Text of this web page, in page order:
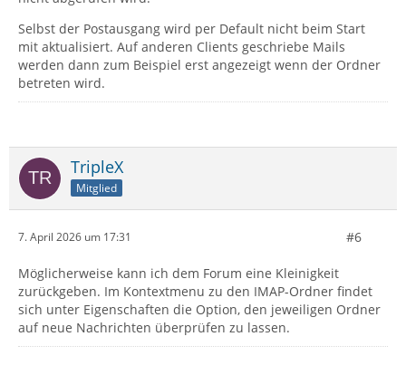
Selbst der Postausgang wird per Default nicht beim Start
mit aktualisiert. Auf anderen Clients geschriebe Mails
werden dann zum Beispiel erst angezeigt wenn der Ordner
betreten wird.
TripleX
Mitglied
7. April 2026 um 17:31 #6
Möglicherweise kann ich dem Forum eine Kleinigkeit
zurückgeben. Im Kontextmenu zu den IMAP-Ordner findet
sich unter Eigenschaften die Option, den jeweiligen Ordner
auf neue Nachrichten überprüfen zu lassen.